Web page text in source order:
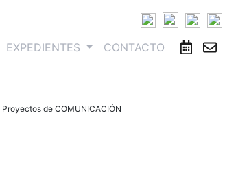
EXPEDIENTES CONTACTO
Proyectos de COMUNICACIÓN